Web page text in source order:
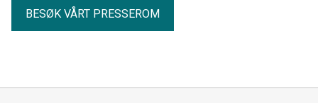
BESØK VÅRT PRESSEROM